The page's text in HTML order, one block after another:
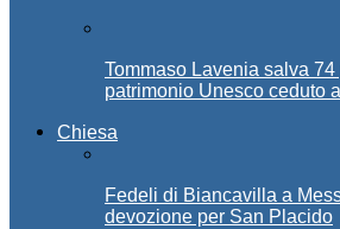
Tommaso Lavenia salva
patrimonio Unesco ceduto
Chiesa
Fedeli di Biancavilla a
devozione per San Placido